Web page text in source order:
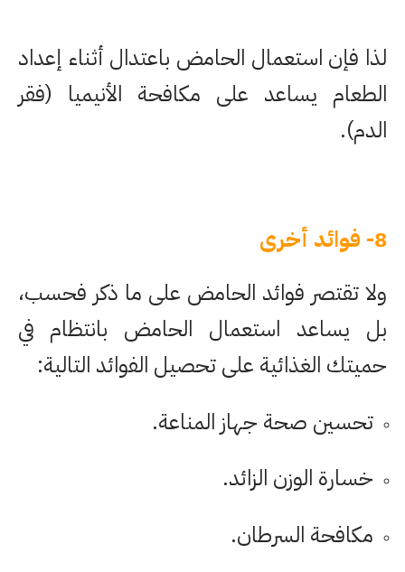
لذا فإن استعمال الحامض باعتدال أثناء إعداد
الطعام يساعد على مكافحة الأنيميا (فقر
الدم).
8- فوائد أخرى
ولا تقتصر فوائد الحامض على ما ذكر فحسب،
بل يساعد استعمال الحامض بانتظام في
حميتك الغذائية على تحصيل الفوائد التالية:
تحسين صحة جهاز المناعة.
خسارة الوزن الزائد.
مكافحة السرطان.